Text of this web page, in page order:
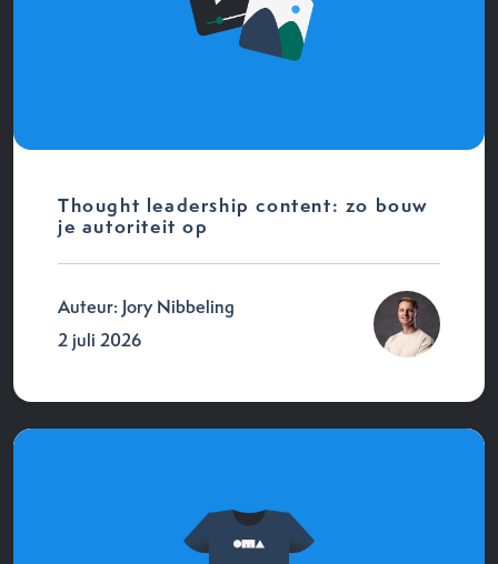
Thought leadership content: zo bouw
je autoriteit op
Auteur: Jory Nibbeling
2 juli 2026